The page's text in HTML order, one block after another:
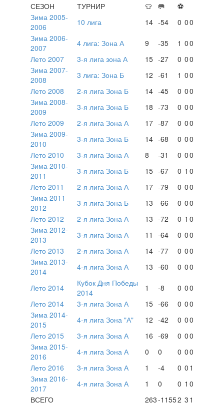
СЕЗОН
ТУРНИР 👕 🥅
⚽
Зима 2005-
2006
10 лига 14 -54 0 00
Зима 2006-
2007
4 лига: Зона А 9 -35 1 00
Лето 2007
3-я лига зона А 15 -27 0 00
Зима 2007-
2008
3 лига: Зона Б 12 -61 1 00
Лето 2008
2-я лига Зона Б 14 -45 0 00
Зима 2008-
2009
3-я лига Зона Б 18 -73 0 00
Лето 2009
2-я лига Зона А 17 -87 0 00
Зима 2009-
2010
3-я лига Зона Б 14 -68 0 00
Лето 2010
3-я лига Зона А 8 -31 0 00
Зима 2010-
2011
3-я лига Зона Б 15 -67 0 1 0
Лето 2011
2-я лига Зона А 17 -79 0 00
Зима 2011-
2012
3-я лига Зона Б 13 -66 0 00
Лето 2012
2-я лига Зона А 13 -72 0 1 0
Зима 2012-
2013
3-я лига Зона А 11 -64 0 00
Лето 2013
2-я лига Зона А 14 -77 0 00
Зима 2013-
2014
4-я лига Зона А 13 -60 0 00
Лето 2014
Кубок Дня Победы
2014
1 -8 0 00
Лето 2014
3-я лига Зона А 15 -66 0 00
Зима 2014-
2015
4-я лига Зона "А" 12 -42 0 00
Лето 2015
3-я лига Зона А 16 -69 0 00
Зима 2015-
2016
4-я лига Зона А 0 0 0 00
Лето 2016
3-я лига Зона А 1 -4 0 0 1
Зима 2016-
2017
4-я лига Зона А 1 0 0 1 0
ВСЕГО
263-11552 3 1